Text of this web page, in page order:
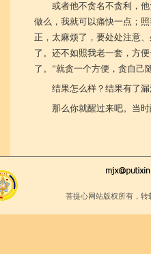
或者他不贪名不贪利，
做么，我就可以痛快一点；
正，太麻烦了，要处处注意
了。还不如照我老一套，方
了。”就贪一个方便，贪自己
结果怎么样？结果有了
那么你就醒过来吧。当
菩提心网站版权所有，